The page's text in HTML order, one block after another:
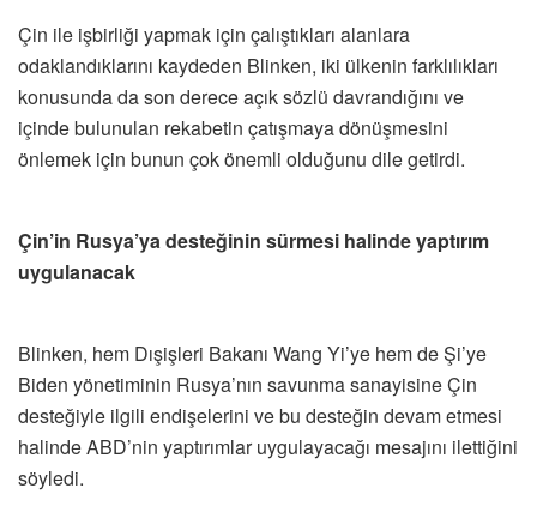
Çin ile işbirliği yapmak için çalıştıkları alanlara
odaklandıklarını kaydeden Blinken, iki ülkenin farklılıkları
konusunda da son derece açık sözlü davrandığını ve
içinde bulunulan rekabetin çatışmaya dönüşmesini
önlemek için bunun çok önemli olduğunu dile getirdi.
Çin’in Rusya’ya desteğinin sürmesi halinde yaptırım
uygulanacak
Blinken, hem Dışişleri Bakanı Wang Yi’ye hem de Şi’ye
Biden yönetiminin Rusya’nın savunma sanayisine Çin
desteğiyle ilgili endişelerini ve bu desteğin devam etmesi
halinde ABD’nin yaptırımlar uygulayacağı mesajını ilettiğini
söyledi.